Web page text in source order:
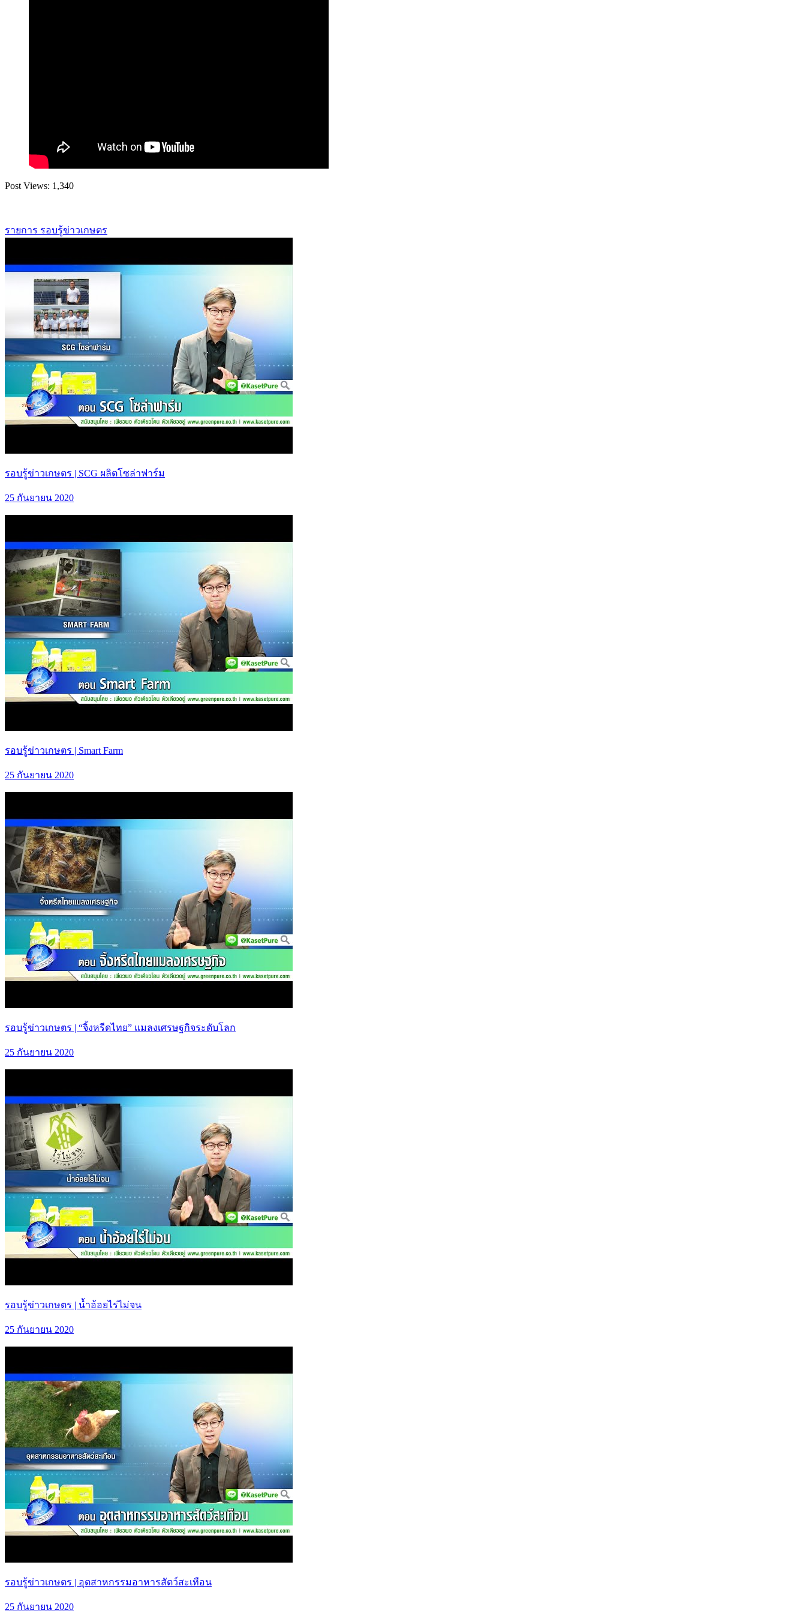
Post Views: 1,340
รายการ รอบรู้ข่าวเกษตร
รอบรู้ข่าวเกษตร | SCG ผลิตโซล่าฟาร์ม
25 กันยายน 2020
รอบรู้ข่าวเกษตร | Smart Farm
25 กันยายน 2020
รอบรู้ข่าวเกษตร | “จิ้งหรีดไทย” แมลงเศรษฐกิจระดับโลก
25 กันยายน 2020
รอบรู้ข่าวเกษตร | น้ำอ้อยไร่ไม่จน
25 กันยายน 2020
รอบรู้ข่าวเกษตร | อุตสาหกรรมอาหารสัตว์สะเทือน
25 กันยายน 2020